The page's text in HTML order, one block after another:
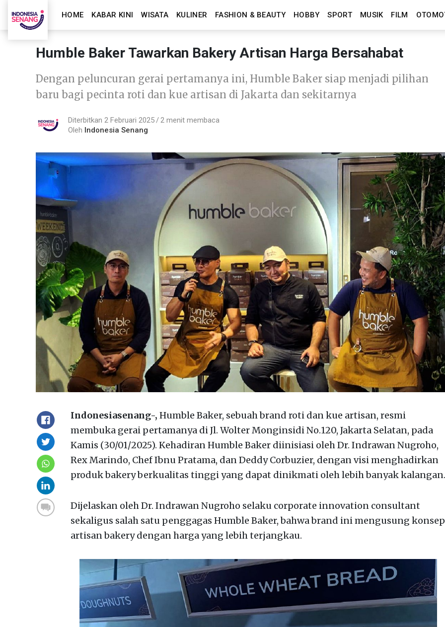
HOME KABAR KINI WISATA KULINER FASHION & BEAUTY HOBBY SPORT MUSIK FILM
Humble Baker Tawarkan Bakery Artisan Harga Bersahabat
Dengan peluncuran gerai pertamanya ini, Humble Baker siap menjadi pilihan
baru bagi pecinta roti dan kue artisan di Jakarta dan sekitarnya
Diterbitkan 2 Februari 2025
2 menit membaca
Oleh Indonesia Senang
Indonesiasenang-, Humble Baker, sebuah brand roti dan kue artisan, resmi
membuka gerai pertamanya di Jl. Wolter Monginsidi No.120, Jakarta Selatan, pada
Kamis (30/01/2025). Kehadiran Humble Baker diinisiasi oleh Dr. Indrawan Nugroho,
Rex Marindo, Chef Ibnu Pratama, dan Deddy Corbuzier, dengan visi menghadirkan
produk bakery berkualitas tinggi yang dapat dinikmati oleh lebih banyak kalangan.
Dijelaskan oleh Dr. Indrawan Nugroho selaku corporate innovation consultant
sekaligus salah satu penggagas Humble Baker, bahwa brand ini mengusung konsep
artisan bakery dengan harga yang lebih terjangkau.